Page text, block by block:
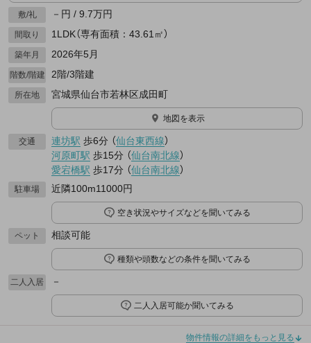
敷/礼 －円 / 9.7万円
間取り 1LDK（専有面積：43.61㎡）
築年月 2026年5月
階数/階建 2階/3階建
所在地 宮城県仙台市若林区成田町
地図を表示
交通 連坊駅 歩6分 （仙台東西線）
河原町駅 歩15分 （仙台南北線）
愛宕橋駅 歩17分 （仙台南北線）
駐車場 近隣100m11000円
空き状況やサイズなどを聞いてみる
ペット 相談可能
種類や頭数などの条件を聞いてみる
二人入居 －
二人入居可能か聞いてみる
物件情報の詳細をもっと見る